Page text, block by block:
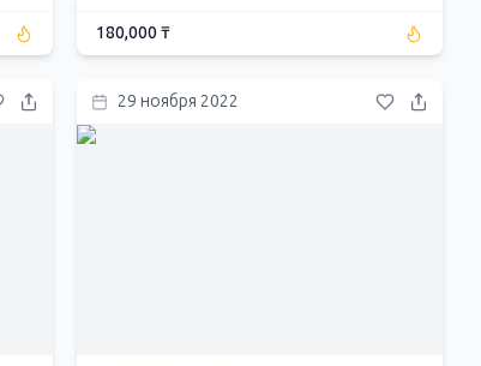
180,000 ₸
29 ноября 2022